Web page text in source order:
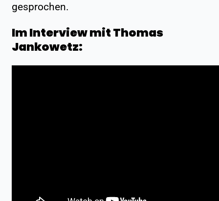
gesprochen.
Im Interview mit Thomas
Jankowetz: